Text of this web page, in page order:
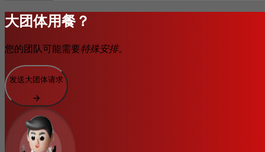
大团体用餐？
您的团队可能需要特殊安排。
发送大团体请求